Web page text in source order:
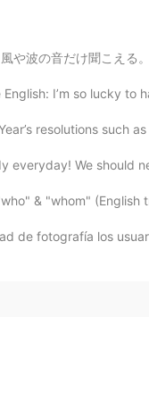
se dice “street
se dice “street
estoy viajandoloca
らは小さい運動エリアがあります。このと
I’m so lucky to
resolutions such
everyday! We should
& "whom"
de fotografía los